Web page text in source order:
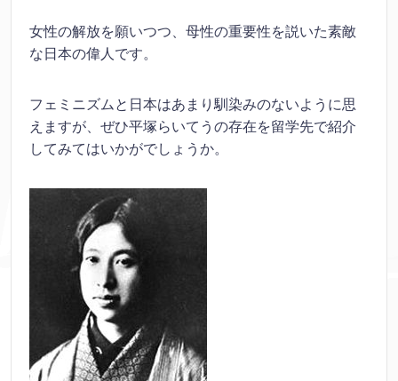
女性の解放を願いつつ、母性の重要性を説いた素敵
な日本の偉人です。
フェミニズムと日本はあまり馴染みのないように思
えますが、ぜひ平塚らいてうの存在を留学先で紹介
してみてはいかがでしょうか。